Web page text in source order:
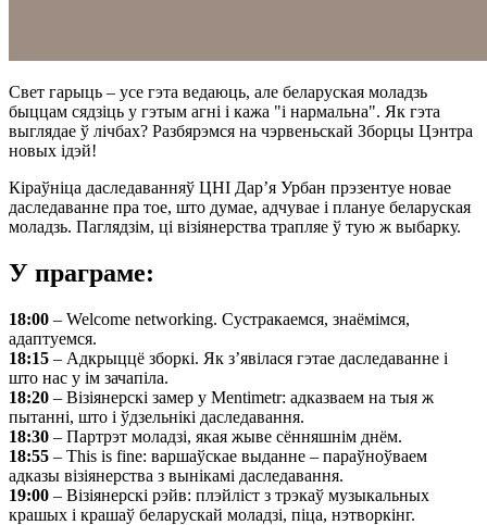
Свет гарыць – усе гэта ведаюць, але беларуская моладзь
быццам сядзіць у гэтым агні і кажа "і нармальна". Як гэта
выглядае ў лічбах? Разбярэмся на чэрвеньскай Зборцы Цэнтра
новых ідэй!
Кіраўніца даследаванняў ЦНІ Дар’я Урбан прэзентуе новае
даследаванне пра тое, што думае, адчувае і плануе беларуская
моладзь. Паглядзім, ці візіянерства трапляе ў тую ж выбарку.
У праграме:
18:00 – Welcome networking. Сустракаемся, знаёмімся,
адаптуемся.
18:15 – Адкрыццё зборкі. Як з’явілася гэтае даследаванне і
што нас у ім зачапіла.
18:20 – Візіянерскі замер у Mentimetr: адказваем на тыя ж
пытанні, што і ўдзельнікі даследавання.
18:30 – Партрэт моладзі, якая жыве сённяшнім днём.
18:55 – This is fine: варшаўскае выданне – параўноўваем
адказы візіянерства з вынікамі даследавання.
19:00 – Візіянерскі рэйв: плэйліст з трэкаў музыкальных
крашых і крашаў беларускай моладзі, піца, нэтворкінг.